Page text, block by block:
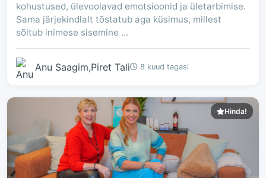
kohustused, ülevoolavad emotsioonid ja ületarbimise.
Sama järjekindlalt tõstatub aga küsimus, millest
sõltub inimese sisemine ...
Anu Saagim,Piret Tali 8 kuud tagasi
Hinda!